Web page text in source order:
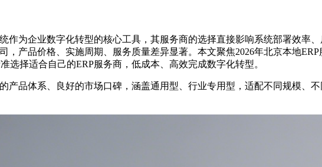
为企业数字化转型的核心工具，其服务商的选择直接影响系统部署效率、
产品价格、实施周期、服务质量差异显著。本文聚焦2026年北京本地
择适合自己的ERP服务商，低成本、高效完成数字化转型。
产品体系、良好的市场口碑，涵盖通用型、行业专用型，适配不同规模、